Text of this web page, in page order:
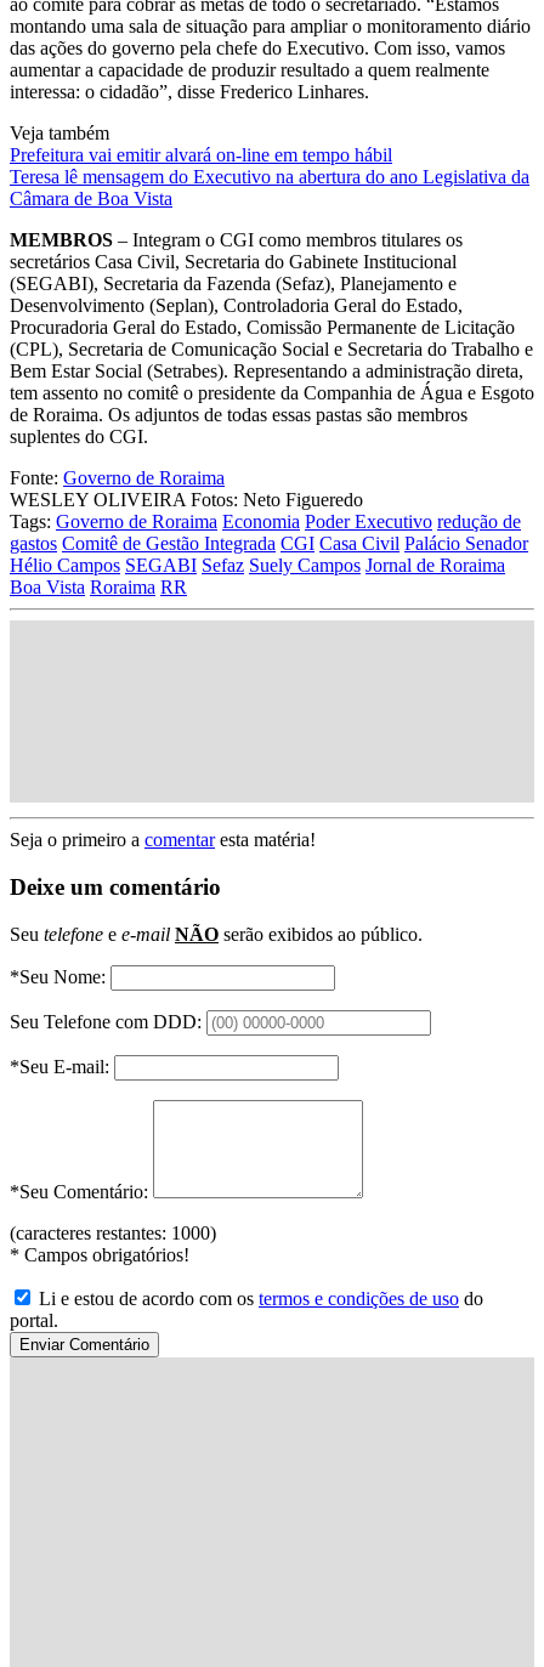
ao comitê para cobrar as metas de todo o secretariado. “Estamos
montando uma sala de situação para ampliar o monitoramento diário
das ações do governo pela chefe do Executivo. Com isso, vamos
aumentar a capacidade de produzir resultado a quem realmente
interessa: o cidadão”, disse Frederico Linhares.
Veja também
Prefeitura vai emitir alvará on-line em tempo hábil
Teresa lê mensagem do Executivo na abertura do ano Legislativa da
Câmara de Boa Vista
MEMBROS – Integram o CGI como membros titulares os
secretários Casa Civil, Secretaria do Gabinete Institucional
(SEGABI), Secretaria da Fazenda (Sefaz), Planejamento e
Desenvolvimento (Seplan), Controladoria Geral do Estado,
Procuradoria Geral do Estado, Comissão Permanente de Licitação
(CPL), Secretaria de Comunicação Social e Secretaria do Trabalho e
Bem Estar Social (Setrabes). Representando a administração direta,
tem assento no comitê o presidente da Companhia de Água e Esgoto
de Roraima. Os adjuntos de todas essas pastas são membros
suplentes do CGI.
Fonte: Governo de Roraima
WESLEY OLIVEIRA Fotos: Neto Figueredo
Tags: Governo de Roraima Economia Poder Executivo redução de
gastos Comitê de Gestão Integrada CGI Casa Civil Palácio Senador
Hélio Campos SEGABI Sefaz Suely Campos Jornal de Roraima
Boa Vista Roraima RR
Seja o primeiro a comentaresta matéria!
Deixe um comentário
Seu telefone e e-mail NÃO serão exibidos ao público.
*Seu Nome:
Seu Telefone com DDD:
*Seu E-mail:
*Seu Comentário:
(caracteres restantes: 1000)
* Campos obrigatórios!
Li e estou de acordo com os termos e condições de uso do
portal.